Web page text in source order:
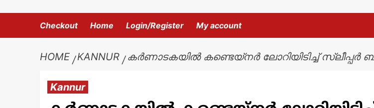
Checkout Home Login/Register My account
HOME KANNUR കർണാടകയിൽ കണ്ടെയ്‌നർ ലോറിയിടിച്ച് സ്ലീപ്പർ
Kannur